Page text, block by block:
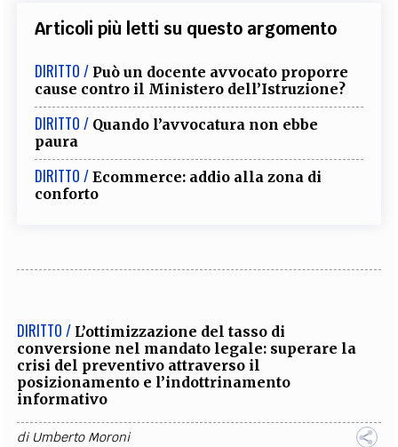
Articoli più letti su questo argomento
DIRITTO / Può un docente avvocato proporre
cause contro il Ministero dell’Istruzione?
DIRITTO / Quando l’avvocatura non ebbe
paura
DIRITTO / Ecommerce: addio alla zona di
conforto
DIRITTO / L’ottimizzazione del tasso di
conversione nel mandato legale: superare la
crisi del preventivo attraverso il
posizionamento e l’indottrinamento
informativo
di Umberto Moroni